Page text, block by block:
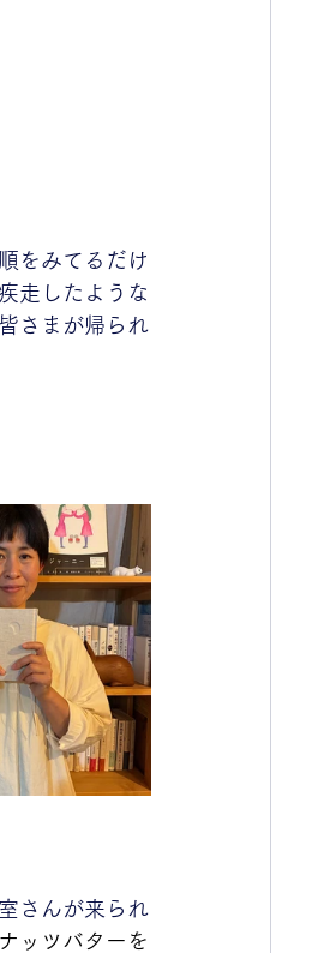
をみてるだけ
走したような
さまが帰られ
さんが来られ
ッツバターを